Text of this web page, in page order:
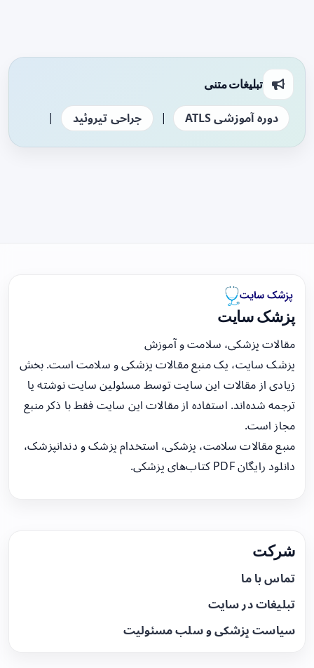
تبلیغات متنی
دوره آموزشی ATLS | جراحی تیروئید |
پزشک سایت
مقالات پزشکی، سلامت و آموزش
پزشک سایت، یک منبع مقالات پزشکی و سلامت است. بخش
زیادی از مقالات این سایت توسط مسئولین سایت نوشته یا
ترجمه شده‌اند. استفاده از مقالات این سایت فقط با ذکر منبع
مجاز است.
منبع مقالات سلامت، پزشکی، استخدام پزشک و دندانپزشک،
دانلود رایگان PDF کتاب‌های پزشکی.
شرکت
تماس با ما
تبلیغات در سایت
سیاست پزشکی و سلب مسئولیت